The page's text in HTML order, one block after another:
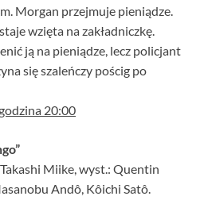
Morgan przejmuje pieniądze.
wzięta na zakładniczkę.
ją na pieniądze, lecz policjant
się szaleńczy pościg po
20:00
Miike, wyst.: Quentin
Andô, Kôichi Satô.